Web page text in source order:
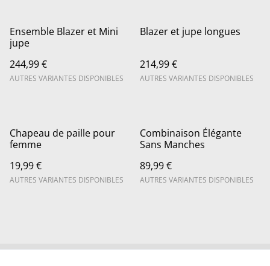
Ensemble Blazer et Mini
jupe
244,99 €
AUTRES VARIANTES DISPONIBLES
Blazer et jupe longues
214,99 €
AUTRES VARIANTES DISPONIBLES
Chapeau de paille pour
femme
19,99 €
AUTRES VARIANTES DISPONIBLES
Combinaison Élégante
Sans Manches
89,99 €
AUTRES VARIANTES DISPONIBLES